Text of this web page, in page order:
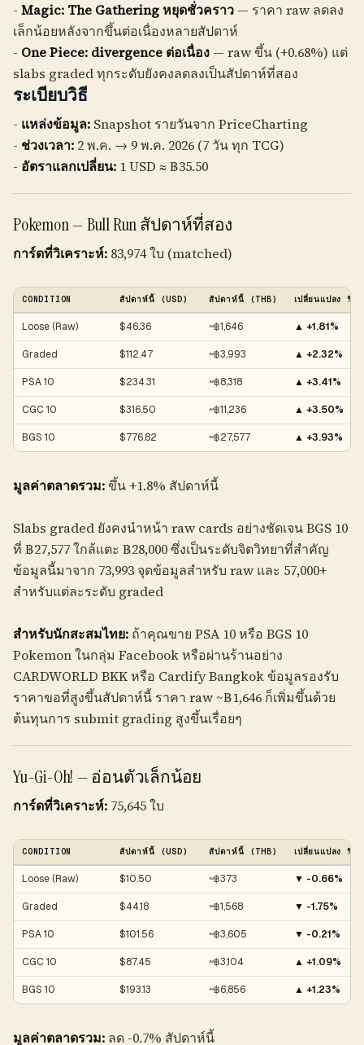
- Magic: The Gathering หยุดชั่วคราว — ราคา raw ลดลง
เล็กน้อยหลังจากขึ้นต่อเนื่องหลายสัปดาห์
- One Piece: divergence ต่อเนื่อง — raw ขึ้น (+0.68%) แต่
slabs graded ทุกระดับยังคงลดลงเป็นสัปดาห์ที่สอง
ระเบียบวิธี
- แหล่งข้อมูล: Snapshot รายวันจาก PriceCharting
- ช่วงเวลา: 2 พ.ค. → 9 พ.ค. 2026 (7 วัน ทุก TCG)
- อัตราแลกเปลี่ยน: 1 USD ≈ ฿35.50
Pokemon — Bull Run สัปดาห์ที่สอง
การ์ดที่วิเคราะห์: 83,974 ใบ (matched)
CONDITION สัปดาห์นี้ (USD) สัปดาห์นี้ (THB) เปลี่ยนแปลง %
Loose (Raw) $46.36 ~฿1,646 ▲ +1.81%
Graded $112.47 ~฿3,993 ▲ +2.32%
PSA 10 $234.31 ~฿8,318 ▲ +3.41%
CGC 10 $316.50 ~฿11,236 ▲ +3.50%
BGS 10 $776.82 ~฿27,577 ▲ +3.93%
มูลค่าตลาดรวม:ขึ้น +1.8% สัปดาห์นี้
Slabs graded ยังคงนำหน้า raw cards อย่างชัดเจน BGS 10
ที่ ฿27,577 ใกล้แตะ ฿28,000 ซึ่งเป็นระดับจิตวิทยาที่สำคัญ
ข้อมูลนี้มาจาก 73,993 จุดข้อมูลสำหรับ raw และ 57,000+
สำหรับแต่ละระดับ graded
สำหรับนักสะสมไทย: ถ้าคุณขาย PSA 10 หรือ BGS 10
Pokemon ในกลุ่ม Facebook หรือผ่านร้านอย่าง
CARDWORLD BKK หรือ Cardify Bangkok ข้อมูลรองรับ
ราคาขอที่สูงขึ้นสัปดาห์นี้ ราคา raw ~฿1,646 ก็เพิ่มขึ้นด้วย
ต้นทุนการ submit grading สูงขึ้นเรื่อยๆ
Yu-Gi-Oh! — อ่อนตัวเล็กน้อย
การ์ดที่วิเคราะห์: 75,645 ใบ
CONDITION สัปดาห์นี้ (USD) สัปดาห์นี้ (THB) เปลี่ยนแปลง %
Loose (Raw) $10.50 ~฿373 ▼ -0.66%
Graded $44.18 ~฿1,568 ▼ -1.75%
PSA 10 $101.56 ~฿3,605 ▼ -0.21%
CGC 10 $87.45 ~฿3,104 ▲ +1.09%
BGS 10 $193.13 ~฿6,856 ▲ +1.23%
มูลค่าตลาดรวม: ลด -0.7% สัปดาห์นี้